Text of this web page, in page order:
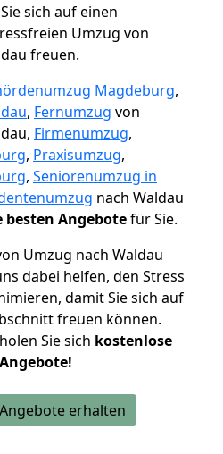
sich auf einen
Umzug von
freuen.
Magdeburg,
, Fernumzug von
Firmenumzug,
, Praxisumzug,
, Seniorenumzug in
nach Waldau
Angebotefür Sie.
Umzug nach Waldau
dabei helfen, den Stress
damit Sie sich auf
freuen können.
Sie sich kostenlose
erhalten